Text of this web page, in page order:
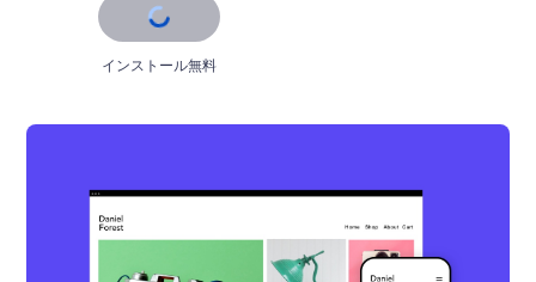
インストール無料